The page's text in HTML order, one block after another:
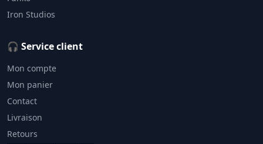
Iron Studios
🎧 Service client
Mon compte
Mon panier
Contact
Livraison
Retours